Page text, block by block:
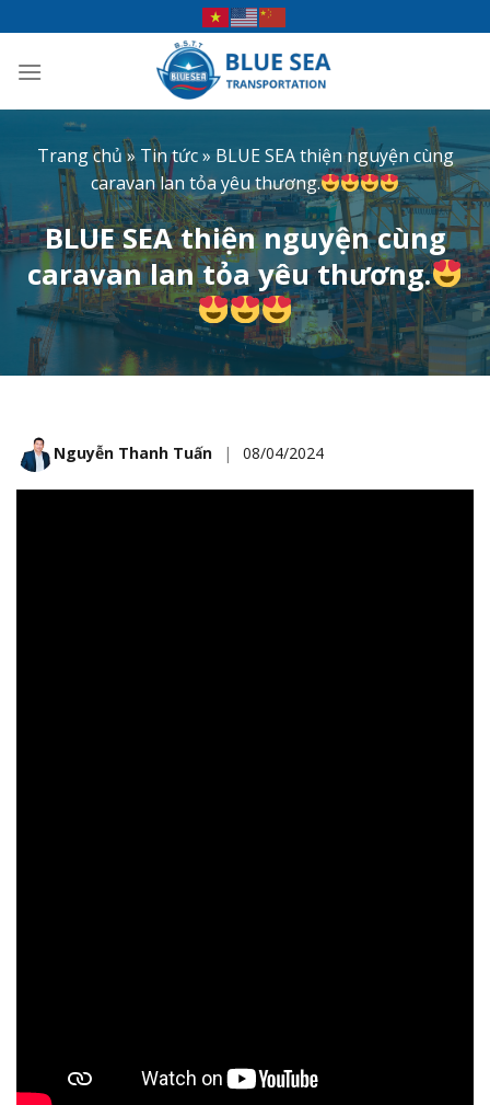
qua
nội
Trang chủ» Tin tức» BLUE SEA thiện nguyện cùng
caravan lan tỏa yêu thương.
BLUE SEA thiện nguyện cùng
caravan lan tỏa yêu thương.
Nguyễn Thanh Tuấn | 08/04/2024